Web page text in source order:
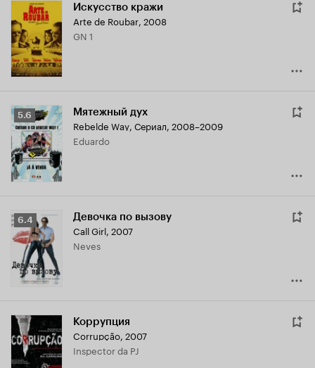
Искусство кражи
Arte de Roubar, 2008
GN 1
Рейтинг
Кинопоиска
5.6
5.6 Мятежный дух
Rebelde Way, Сериал, 2008–2009
Eduardo
Рейтинг
Кинопоиска
6.4
6.4 Девочка по вызову
Call Girl, 2007
Neves
Коррупция
Corrupção, 2007
Inspector da PJ